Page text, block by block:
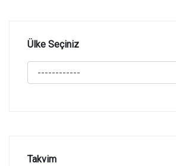
Ülke Seçiniz
Takvim